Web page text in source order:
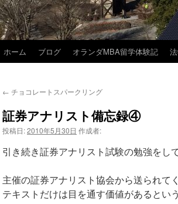
ン
ス
ホーム ブログ オランダMBA留学体験記
← チョコレートスパークリング
証券アナリスト備忘録④
投稿日:2010年5月30日 作成者:
引き続き証券アナリスト試験の勉強をし
主催の証券アナリスト協会から送られて
テキストだけは目を通す価値があるとい